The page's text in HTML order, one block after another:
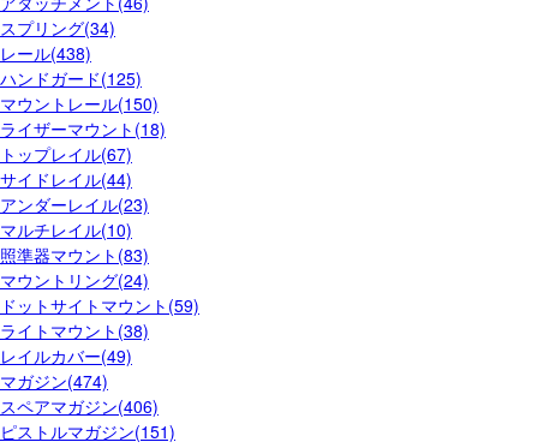
スプリング(34)
レール(438)
ハンドガード(125)
マウントレール(150)
ライザーマウント(18)
トップレイル(67)
サイドレイル(44)
アンダーレイル(23)
マルチレイル(10)
照準器マウント(83)
マウントリング(24)
ドットサイトマウント(59)
ライトマウント(38)
レイルカバー(49)
マガジン(474)
スペアマガジン(406)
ピストルマガジン(151)